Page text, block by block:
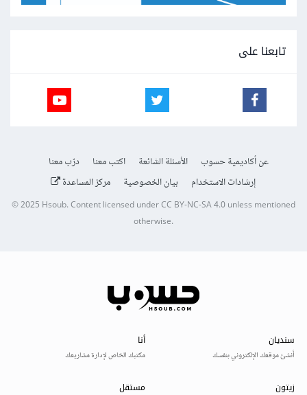
تابعنا على
عن أكاديمية حسوب الأسئلة الشائعة اكتب معنا
درّب معنا
إرشادات الاستخدام
بيان الخصوصية مركز المساعدة
© 2025Hsoub.Content licensed underCC BY-NC-SA 4.0unless mentioned
otherwise.